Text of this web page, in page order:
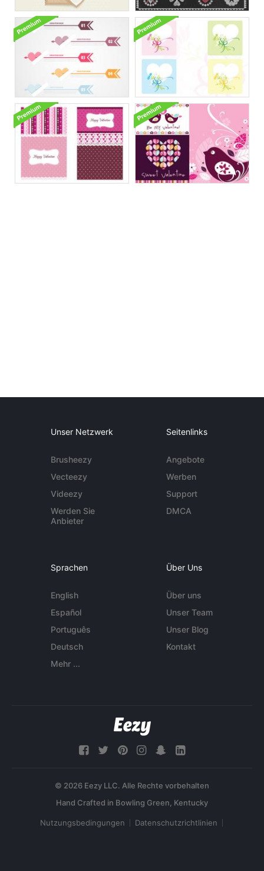
Unser Netzwerk
Brusheezy
Vecteezy
Videezy
Werden Sie
Anbieter
Seitenlinks
Angebote
Werben
Support
DMCA
Sprachen
English
Español
Português
Deutsch
Mehr ...
Über Uns
Über uns
Unser Team
Unser Blog
Kontakt
© 2026 Eezy LLC. Alle Rechte vorbehalten
Nutzungsbedingungen Datenschutzrichtlinien